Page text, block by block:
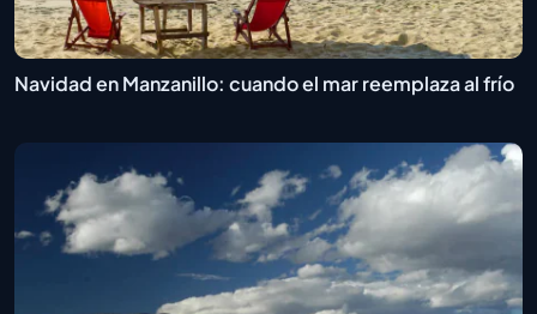
Navidad en Manzanillo: cuando el mar reemplaza al frío